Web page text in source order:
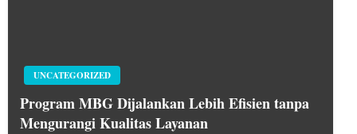
UNCATEGORIZED
Program MBG Dijalankan Lebih Efisien tanpa
Mengurangi Kualitas Layanan